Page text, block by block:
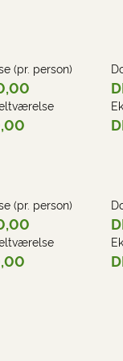
(pr. person)
(pr. person)